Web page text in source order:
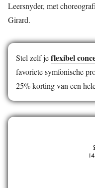
Leersnyder, met
Girard.
Stel zelf jeflexibel
favoriete symfonische
25% korting van een